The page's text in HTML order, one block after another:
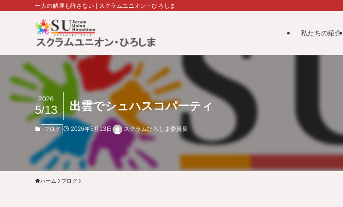
一人の解雇も許さない | スクラムユニオン・ひろしま
私たちの紹介
出雲でシュハスコパーティ
2026
5/13
ブログ 2026年5月13日 スクラムひろしま委員長
ホーム ブログ